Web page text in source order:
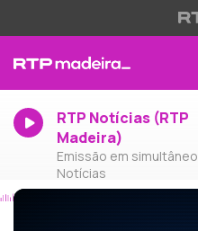
RTP Notícias (RTP
Madeira)
Emissão em
Notícias